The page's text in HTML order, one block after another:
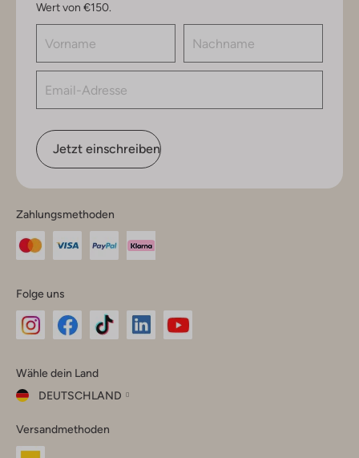
Wert von €150.
Jetzt einschreiben
Zahlungsmethoden
Folge uns
Instagram
Facebook
TikTok
Wähle dein Land
DEUTSCHLAND
dein
Land
Versandmethoden